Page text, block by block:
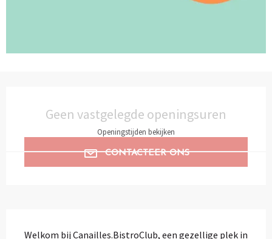
Geen vastgelegde openingsuren
Openingstijden bekijken
CONTACTEER ONS
Welkom bij Canailles.BistroClub, een gezellige plek in